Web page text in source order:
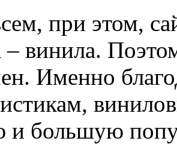
при этом,
– винила.
Именно
большую